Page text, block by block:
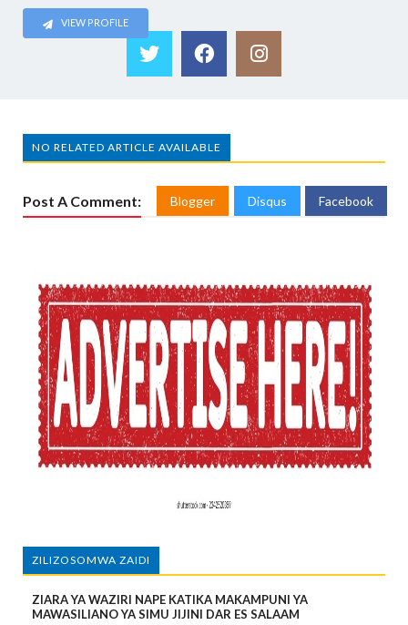
VIEW PROFILE
NO RELATED ARTICLE AVAILABLE
Post A Comment: Blogger Disqus Facebook
ZILIZOSOMWA ZAIDI
ZIARA YA WAZIRI NAPE KATIKA MAKAMPUNI YA
MAWASILIANO YA SIMU JIJINI DAR ES SALAAM